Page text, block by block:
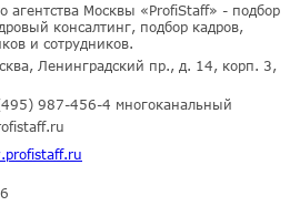
агентства Москвы «ProfiStaff» - подбор
консалтинг, подбор кадров,
и сотрудников.
Ленинградский пр., д. 14, корп. 3,
987-456-4 многоканальный